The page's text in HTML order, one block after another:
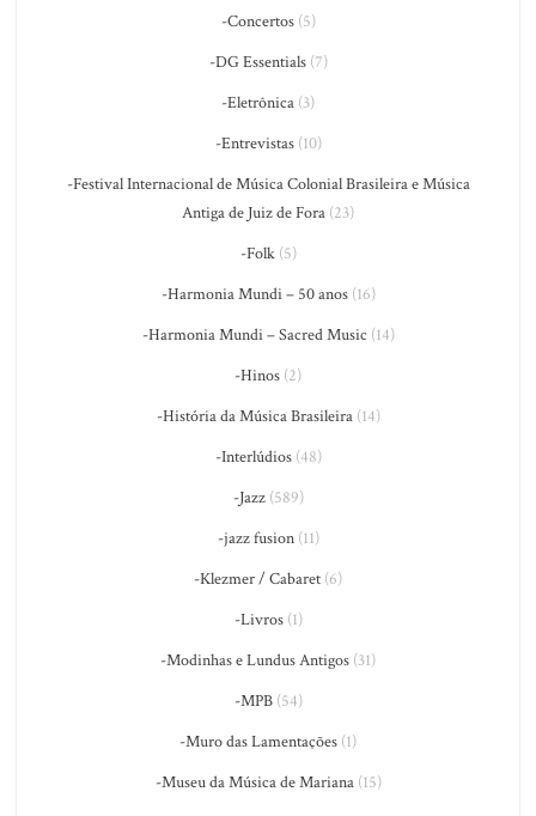
-Concertos(5)
-DG Essentials(7)
-Eletrônica (3)
-Entrevistas(10)
-Festival Internacional de Música Colonial Brasileira e Música
Antiga de Juiz de Fora (23)
-Folk(5)
-Harmonia Mundi – 50 anos(16)
-Harmonia Mundi – Sacred Music (14)
-Hinos (2)
-História da Música Brasileira(14)
-Interlúdios(48)
-Jazz(589)
-jazz fusion(11)
-Klezmer / Cabaret (6)
-Livros(1)
-Modinhas e Lundus Antigos (31)
-MPB(54)
-Muro das Lamentações (1)
-Museu da Música de Mariana(15)